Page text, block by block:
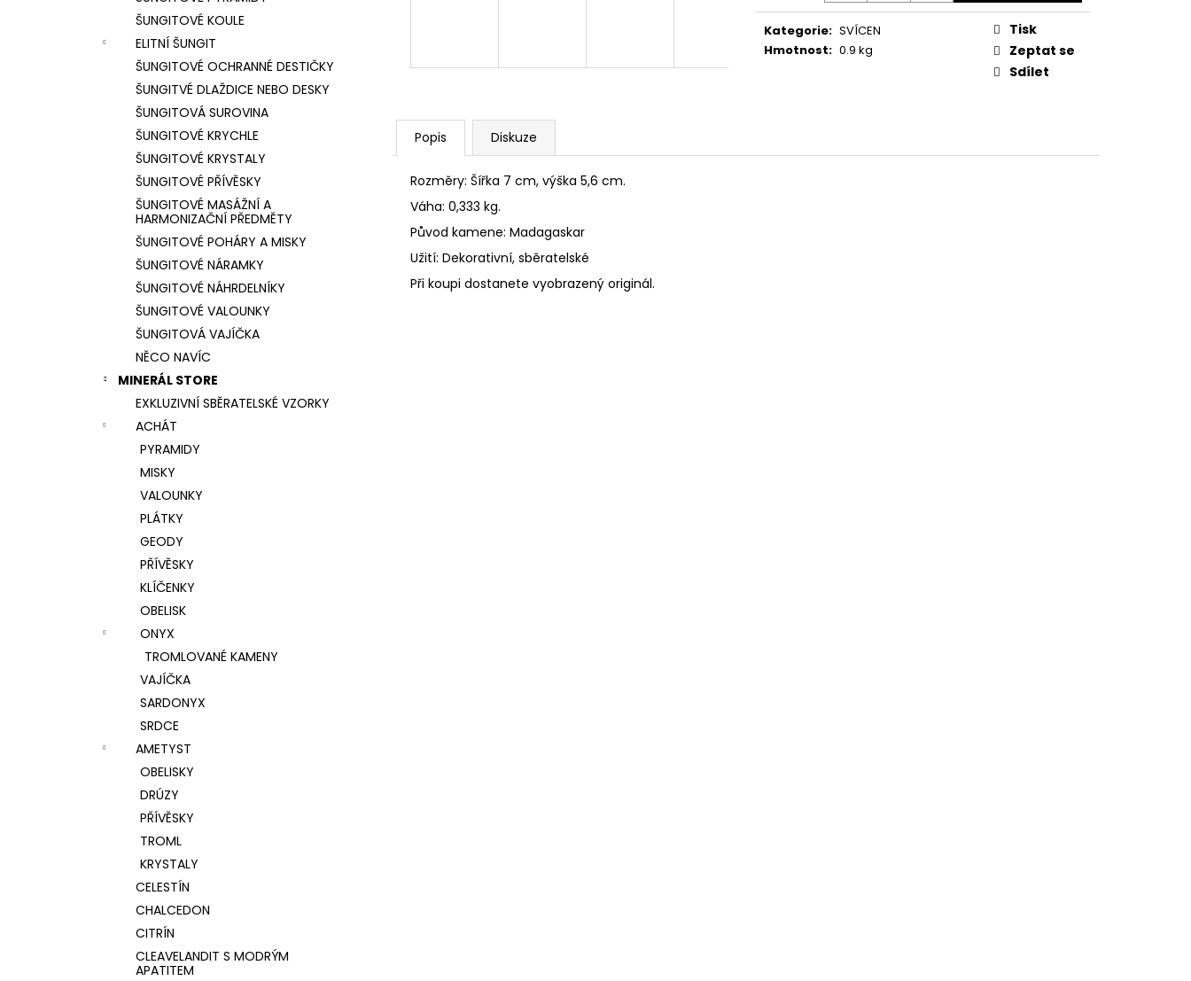
ŠUNGITOVÉ KOULE
ELITNÍ ŠUNGIT
ŠUNGITOVÉ OCHRANNÉ DESTIČKY
ŠUNGITVÉ DLAŽDICE NEBO DESKY
ŠUNGITOVÁ SUROVINA
ŠUNGITOVÉ KRYCHLE
ŠUNGITOVÉ KRYSTALY
ŠUNGITOVÉ PŘÍVĚSKY
ŠUNGITOVÉ MASÁŽNÍ A
HARMONIZAČNÍ PŘEDMĚTY
ŠUNGITOVÉ POHÁRY A MISKY
ŠUNGITOVÉ NÁRAMKY
ŠUNGITOVÉ NÁHRDELNÍKY
ŠUNGITOVÉ VALOUNKY
ŠUNGITOVÁ VAJÍČKA
NĚCO NAVÍC
MINERÁL STORE
EXKLUZIVNÍ SBĚRATELSKÉ VZORKY
ACHÁT
PYRAMIDY
MISKY
VALOUNKY
PLÁTKY
GEODY
PŘÍVĚSKY
KLÍČENKY
OBELISK
ONYX
TROMLOVANÉ KAMENY
VAJÍČKA
SARDONYX
SRDCE
AMETYST
OBELISKY
DRÚZY
PŘÍVĚSKY
TROML
KRYSTALY
CELESTÍN
CHALCEDON
CITRÍN
CLEAVELANDIT S MODRÝM
APATITEM
Kategorie: SVÍCEN
Hmotnost: 0.9 kg
Tisk
Zeptat se
Sdílet
Popis Diskuze
Rozměry: Šířka 7 cm, výška 5,6 cm.
Váha: 0,333 kg.
Původ kamene: Madagaskar
Užití: Dekorativní, sběratelské
Při koupi dostanete vyobrazený originál.